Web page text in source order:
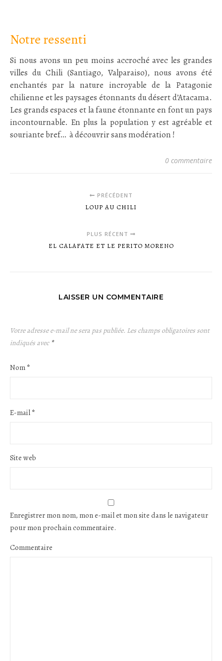
Notre ressenti
Si nous avons un peu moins accroché avec les grandes
villes du Chili (Santiago, Valparaiso), nous avons été
enchantés par la nature incroyable de la Patagonie
chilienne et les paysages étonnants du désert d’Atacama.
Les grands espaces et la faune étonnante en font un pays
incontournable. En plus la population y est agréable et
souriante bref… à découvrir sans modération !
0 commentaire
PRÉCÉDENT
LOUP AU CHILI
PLUS RÉCENT
EL CALAFATE ET LE PERITO MORENO
LAISSER UN COMMENTAIRE
Votre adresse e-mail ne sera pas publiée. Les champs obligatoires sont
indiqués avec *
Nom *
E-mail *
Site web
Enregistrer mon nom, mon e-mail et mon site dans le navigateur
pour mon prochain commentaire.
Commentaire